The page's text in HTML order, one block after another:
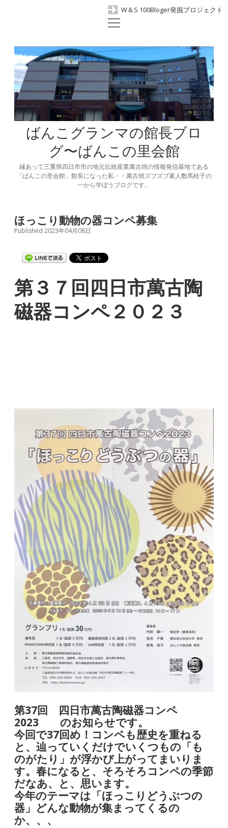
W＆S 100Bloger発掘プロジェクト
ホーム
プロフィール
BANKO300th
ばんこの里会館
facebook
open
ばんこグランマの館長ブロ
グ〜ばんこの里会館
縁あって三重県四日市市の地元伝統産業萬古焼の情報発信基地である
「ばんこの里会館」館長になった私・・萬古焼ズブズブ素人数馬桂子の
一から学ぼうブログです。
ほっこり動物の器コンペ募集
Published 2023年04月08日
第３７回四日市萬古陶
磁器コンペ２０２３
第37回 四日市萬古陶磁器コンペ
2023 のお知らせです。
今回で37回め！コンペも歴史を重ねる
と、辿っていくだけでいくつもの「も
のがたり」が浮かび上がってまいりま
す。春になると、そろそろコンペの季節
だなあ、と、思います。
今年のテーマは「ほっこりどうぶつの
器」どんな動物が集まってくるの
か、、、